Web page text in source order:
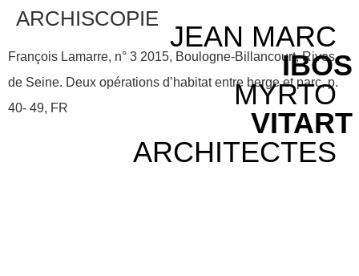
JEAN MARC
IBOS
MYRTO
VITART
ARCHITECTES
ARCHISCOPIE
François Lamarre, n° 3 2015, Boulogne-Billancourt, Rives
de Seine. Deux opérations d’habitat entre berge et parc, p.
40- 49, FR